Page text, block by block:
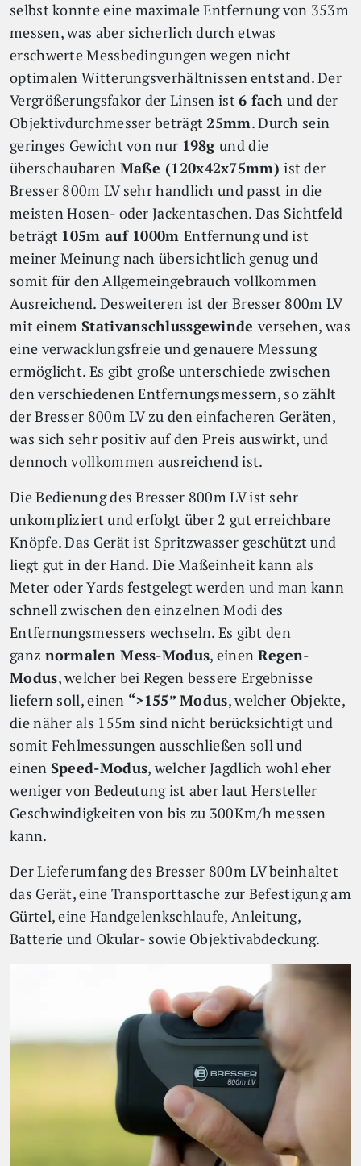
selbst konnte eine maximale Entfernung von 353m
messen, was aber sicherlich durch etwas
erschwerte Messbedingungen wegen nicht
optimalen Witterungsverhältnissen entstand. Der
Vergrößerungsfakor der Linsen ist6 fachund der
Objektivdurchmesser beträgt25mm. Durch sein
geringes Gewicht von nur 198gund die
überschaubaren Maße (120x42x75mm)ist der
Bresser 800m LV sehr handlich und passt in die
meisten Hosen- oder Jackentaschen. Das Sichtfeld
beträgt 105m auf 1000m Entfernung und ist
meiner Meinung nach übersichtlich genug und
somit für den Allgemeingebrauch vollkommen
Ausreichend. Desweiteren ist der Bresser 800m LV
mit einem Stativanschlussgewinde versehen, was
eine verwacklungsfreie und genauere Messung
ermöglicht. Es gibt große unterschiede zwischen
den verschiedenen Entfernungsmessern, so zählt
der Bresser 800m LV zu den einfacheren Geräten,
was sich sehr positiv auf den Preis auswirkt, und
dennoch vollkommen ausreichend ist.
Die Bedienung des Bresser 800m LV ist sehr
unkompliziert und erfolgt über 2 gut erreichbare
Knöpfe. Das Gerät ist Spritzwasser geschützt und
liegt gut in der Hand. Die Maßeinheit kann als
Meter oder Yards festgelegt werden und man kann
schnell zwischen den einzelnen Modi des
Entfernungsmessers wechseln. Es gibt den
ganz normalen Mess-Modus, einen Regen-
Modus, welcher bei Regen bessere Ergebnisse
liefern soll, einen “>155”Modus, welcher Objekte,
die näher als 155m sind nicht berücksichtigt und
somit Fehlmessungen ausschließen soll und
einen Speed-Modus, welcher Jagdlich wohl eher
weniger von Bedeutung ist aber laut Hersteller
Geschwindigkeiten von bis zu 300Km/h messen
kann.
Der Lieferumfang des Bresser 800m LV beinhaltet
das Gerät, eine Transporttasche zur Befestigung am
Gürtel, eine Handgelenkschlaufe, Anleitung,
Batterie und Okular- sowie Objektivabdeckung.